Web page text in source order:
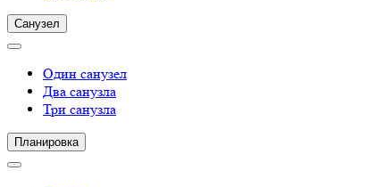
Санузел
Один санузел
Два санузла
Три санузла
Планировка